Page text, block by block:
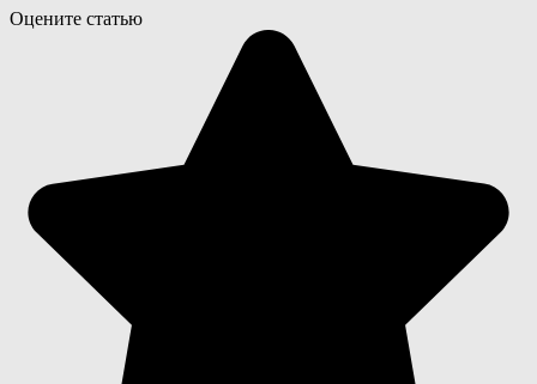
Оцените статью